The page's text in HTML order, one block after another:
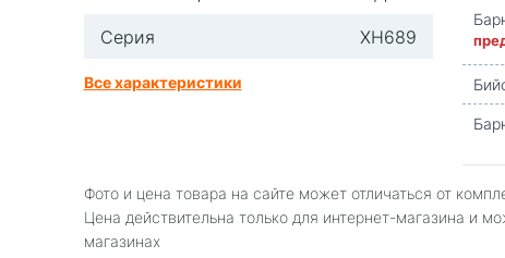
Серия
XH689
Все характеристики
Фото и цена товара на сайте может отличаться от
Цена действительна только для интернет-магазина и
магазинах